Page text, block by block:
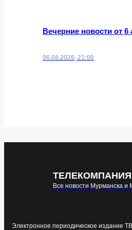
Вечерние новости от 6
06.08.2026, 21:00
ТЕЛЕКОМПАНИЯ
Все новости Мурманска и
Электронное периодическое издание